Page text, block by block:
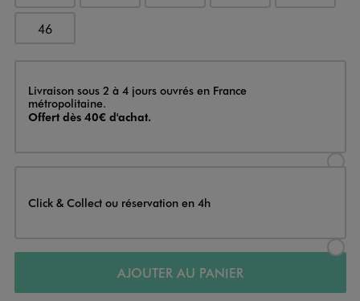
46
Livraison
Livraison sous 2 à 4 jours ouvrés en France
métropolitaine.
Offert dès 40€ d'achat.
Click & Collect ou réservation en 4h
AJOUTER AU PANIER